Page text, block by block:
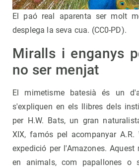
El paó real aparenta ser molt
desplega la seva cua. (CC0-PD).
Miralls i enganys
no ser menjat
El mimetisme batesià és un
s'expliquen en els llibres dels
per H.W. Bats, un gran
XIX, famós pel acompanyar A.R.
expedició per l'Amazones.
en animals, com papallones o